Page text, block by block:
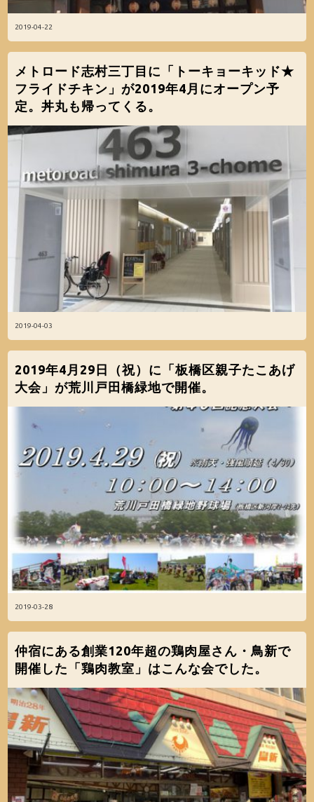
2019-04-22
2019-04-03
メトロード志村三丁目に「トーキョーキッド★
フライドチキン」が2019年4月にオープン予
定。丼丸も帰ってくる。
2019-03-28
2019年4月29日（祝）に「板橋区親子たこあげ
大会」が荒川戸田橋緑地で開催。
仲宿にある創業120年超の鶏肉屋さん・鳥新で
開催した「鶏肉教室」はこんな会でした。